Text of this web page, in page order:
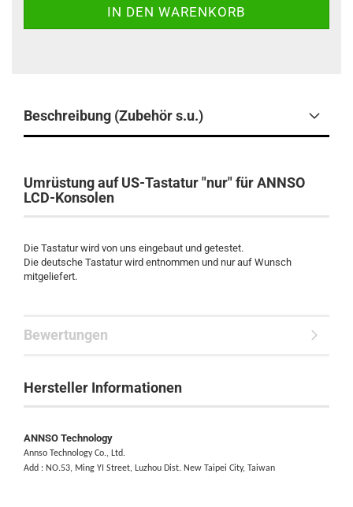
Beschreibung (Zubehör s.u.)
Umrüstung auf US-Tastatur "nur" für ANNSO
LCD-Konsolen
Die Tastatur wird von uns eingebaut und getestet.
Die deutsche Tastatur wird entnommen und nur auf Wunsch
mitgeliefert.
Bewertungen
Hersteller Informationen
ANNSO Technology
Annso Technology Co., Ltd.
Add : NO.53, Ming YI Street, Luzhou Dist. New Taipei City, Taiwan